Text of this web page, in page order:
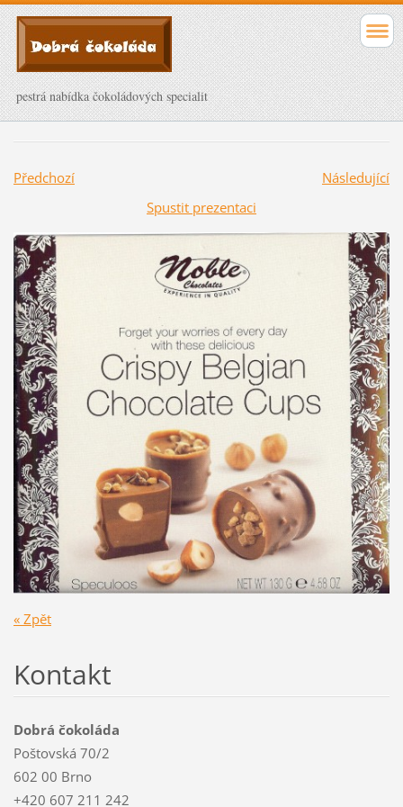
pestrá nabídka čokoládových specialit
Předchozí
Následující
Spustit prezentaci
« Zpět
Kontakt
Dobrá čokoláda
Poštovská 70/2
602 00 Brno
+420 607 211 242